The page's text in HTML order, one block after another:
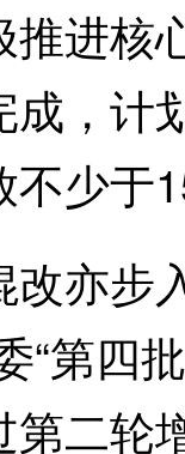
进核
，计
少于
亦步入
“第四
二轮